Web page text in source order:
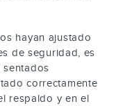
hayan ajustado
de seguridad, es
sentados
correctamente
respaldo y en el